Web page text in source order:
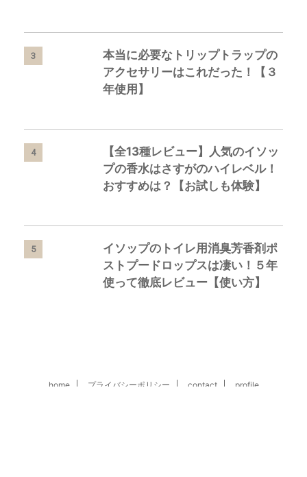
3
本当に必要なトリップトラップの
アクセサリーはこれだった！【３
年使用】
4
【全13種レビュー】人気のイソッ
プの香水はさすがのハイレベル！
おすすめは？【お試しも体験】
5
イソップのトイレ用消臭芳香剤ポ
ストプードロップスは凄い！５年
使って徹底レビュー【使い方】
home プライバシーポリシー contact profile